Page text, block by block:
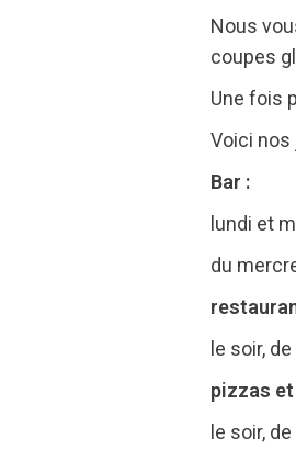
Nous
coupes
Une fois
Voici nos
Bar :
lundi et
du
le soir,
pizzas
le soir,